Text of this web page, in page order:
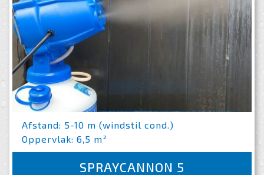
Afstand: 5-10 m (windstil cond.)
Oppervlak: 6,5 m²
SPRAYCANNON 5